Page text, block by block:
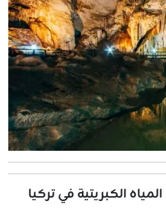
الكبريتية في تركيا